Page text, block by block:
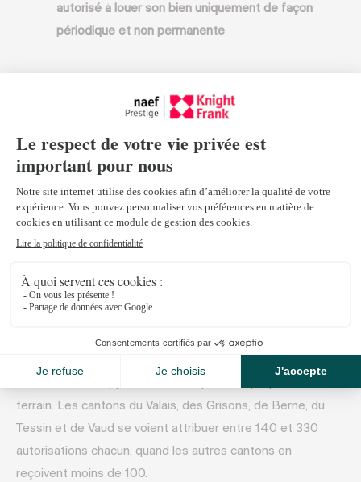
autorisé à louer son bien uniquement de façon
périodique et non permanente
(dans certains cas, cette limite peut aller jusqu’à
1 000 m² maximum de terrain (dans certains cas,
cette limite peut aller jusqu’à 1 500 m²)
autorisations d’achat de résidence secondaire sont
accordées chaque année à des non-résidents.
Le gouvernement suisse attribue les quotas régionaux en
terrain. Les cantons du Valais, des Grisons, de Berne, du
Tessin et de Vaud se voient attribuer entre 140 et 330
autorisations chacun, quand les autres cantons en
reçoivent moins de 100.